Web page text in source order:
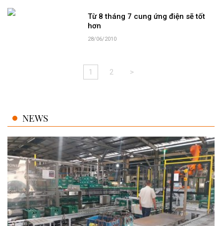
Từ 8 tháng 7 cung ứng điện sẽ tốt
hơn
28/06/2010
1 2 >
NEWS